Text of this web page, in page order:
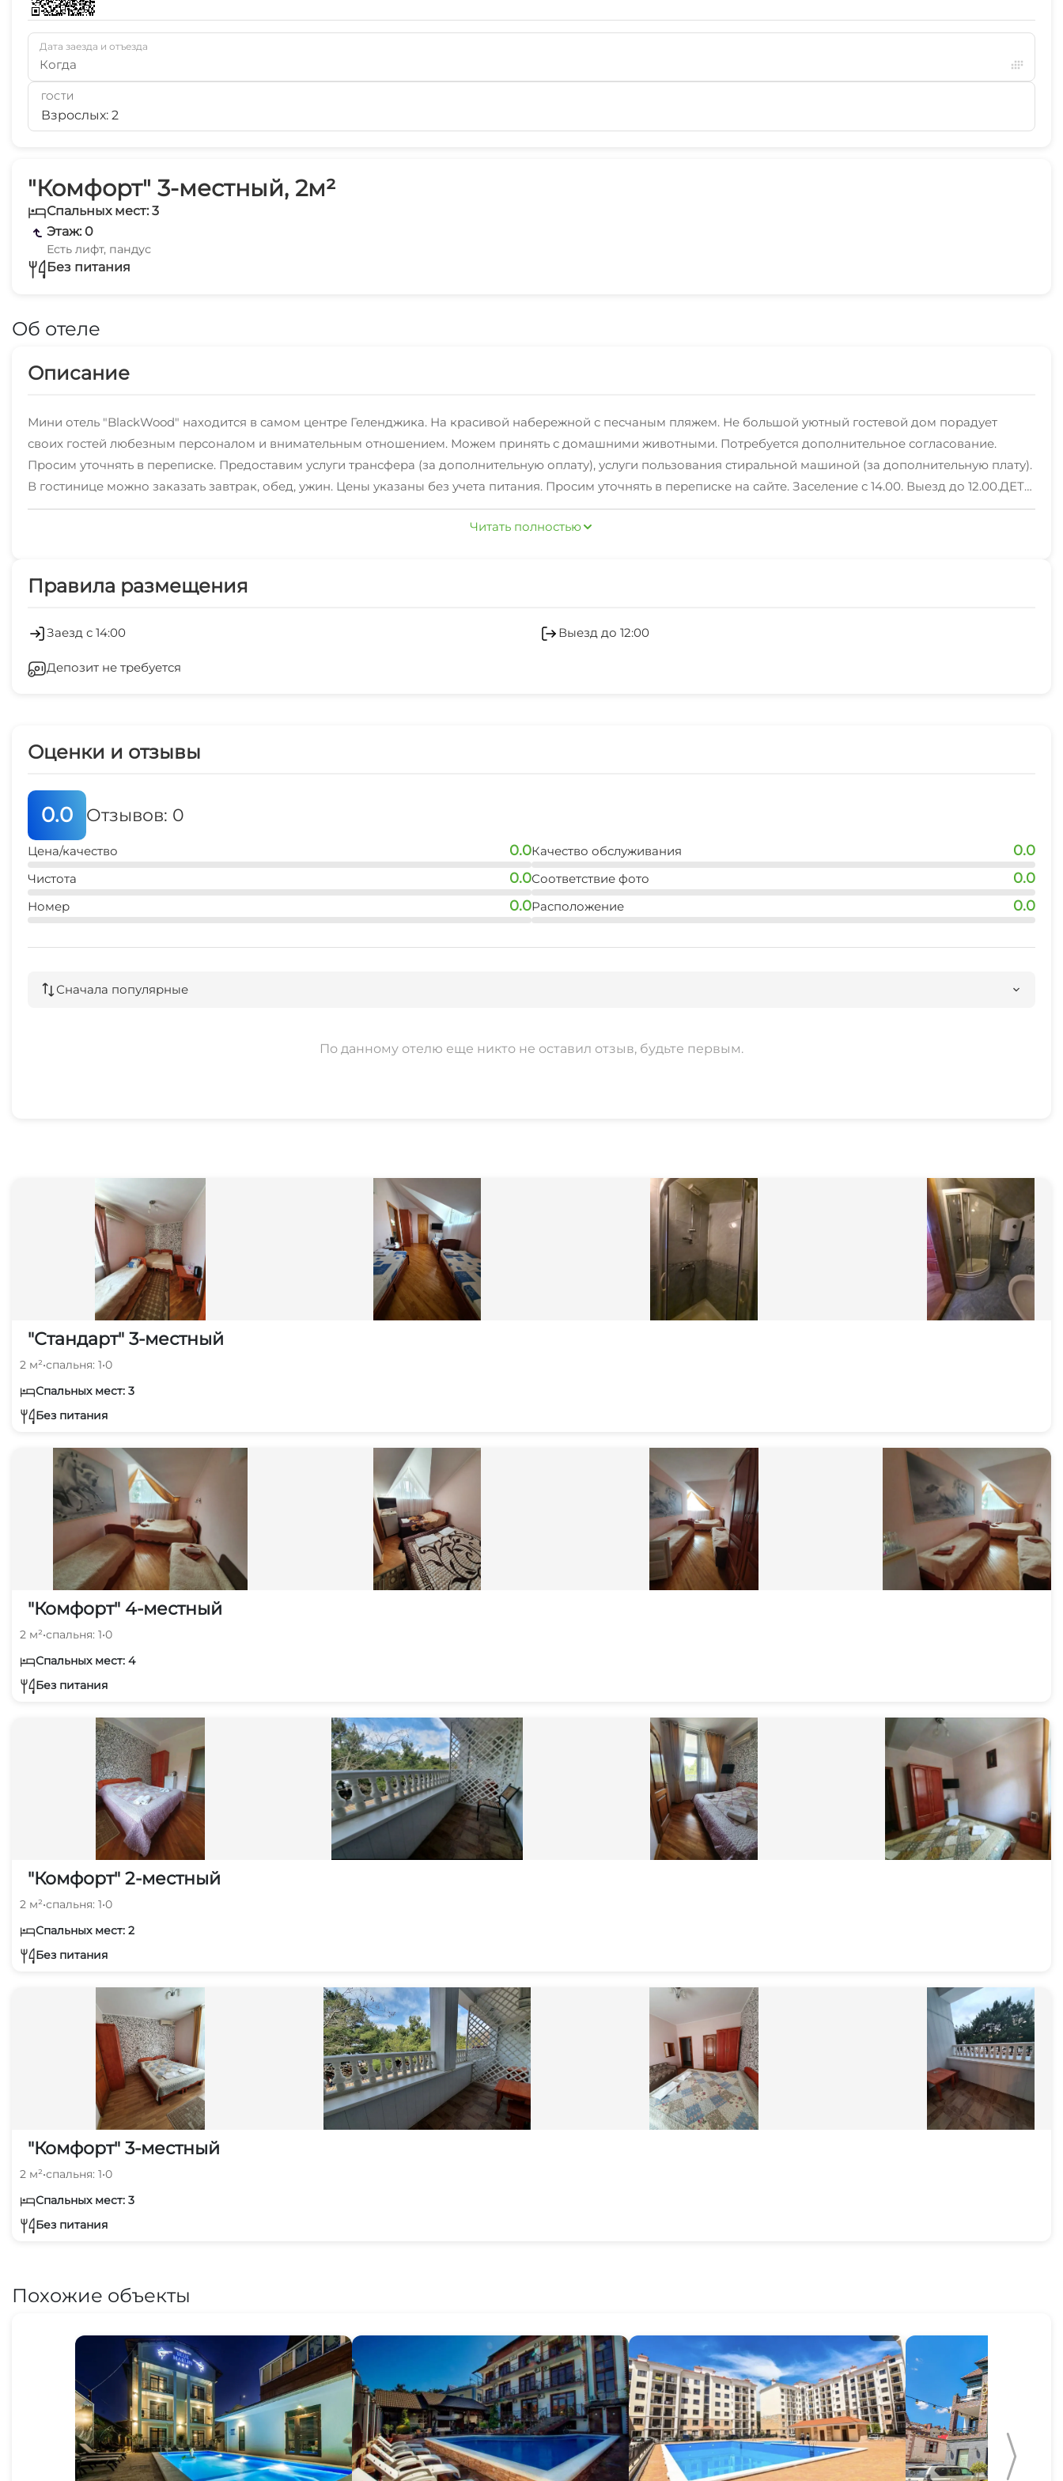
"Комфорт" 3-местный, 2м²
Спальных мест: 3
Этаж: 0
Есть лифт, пандус
Без питания
Об отеле
Описание
Мини отель "BlackWood" находится в самом центре Геленджика. На красивой набережной с песчаным пляжем. Не большой уютный гостевой дом порадует
своих гостей любезным персоналом и внимательным отношением. Можем принять с домашними животными. Потребуется дополнительное согласование.
Просим уточнять в переписке. Предоставим услуги трансфера (за дополнительную оплату), услуги пользования стиральной машиной (за дополнительную плату).
В гостинице можно заказать завтрак, обед, ужин. Цены указаны без учета питания. Просим уточнять в переписке на сайте. Заселение с 14.00. Выезд до 12.00.ДЕТИ
ДО 5 ЛЕТ, БЕЗ ПРЕДОСТАВЛЕНИЯ МЕСТА (спят с родителями) - БЕСПЛАТНО!!!
Читать полностью
Правила размещения
Заезд с 14:00 Выезд до 12:00
Депозит не требуется
Оценки и отзывы
0.0 Отзывов: 0
Цена/качество 0.0
Чистота 0.0
Номер 0.0
Качество обслуживания 0.0
Соответствие фото 0.0
Расположение 0.0
Сначала популярные
По данному отелю еще никто не оставил отзыв, будьте первым.
"Стандарт" 3-местный
2 м²•спальня: 1•0
Спальных мест: 3
Без питания
"Комфорт" 4-местный
2 м²•спальня: 1•0
Спальных мест: 4
Без питания
"Комфорт" 2-местный
2 м²•спальня: 1•0
Спальных мест: 2
Без питания
"Комфорт" 3-местный
2 м²•спальня: 1•0
Спальных мест: 3
Без питания
Похожие объекты
Дата заезда и отъезда
Когда
ГОСТИ
Взрослых: 2